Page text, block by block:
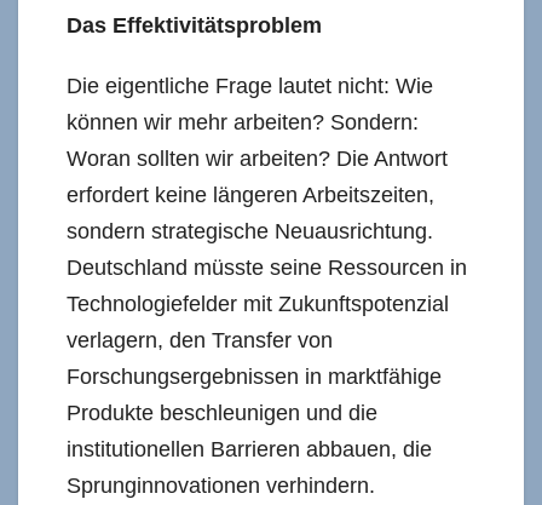
Das Effektivitätsproblem
Die eigentliche Frage lautet nicht: Wie
können wir mehr arbeiten? Sondern:
Woran sollten wir arbeiten? Die Antwort
erfordert keine längeren Arbeitszeiten,
sondern strategische Neuausrichtung.
Deutschland müsste seine Ressourcen in
Technologiefelder mit Zukunftspotenzial
verlagern, den Transfer von
Forschungsergebnissen in marktfähige
Produkte beschleunigen und die
institutionellen Barrieren abbauen, die
Sprunginnovationen verhindern.